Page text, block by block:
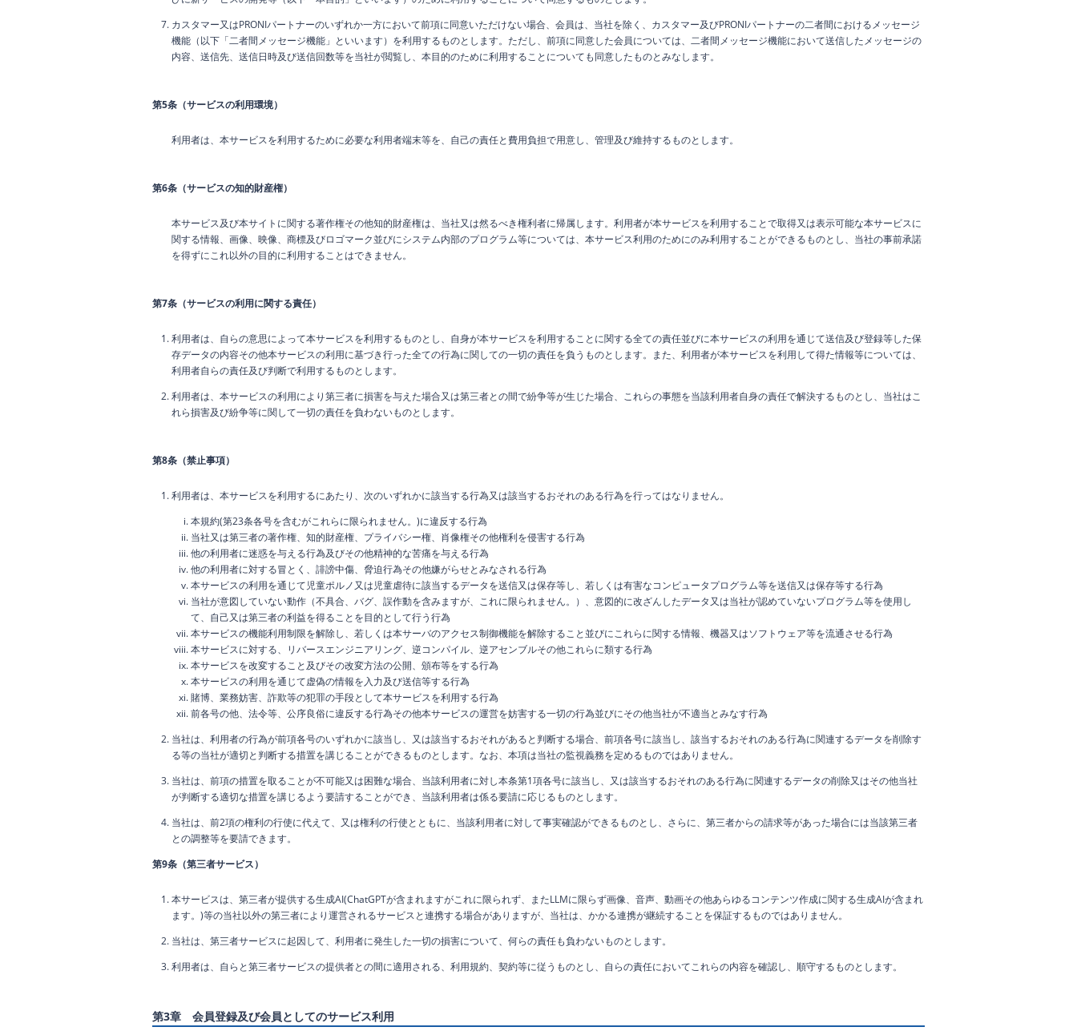
カスタマー又はPRONIパートナーのいずれか一方において前項に同意いただけない場合、会員は、当社を除く、カスタマー及びPRONIパートナーの二者間におけるメッセージ
機能（以下「二者間メッセージ機能」といいます）を利用するものとします。ただし、前項に同意した会員については、二者間メッセージ機能において送信したメッセージの
内容、送信先、送信日時及び送信回数等を当社が閲覧し、本目的のために利用することについても同意したものとみなします。
第5条（サービスの利用環境）
利用者は、本サービスを利用するために必要な利用者端末等を、自己の責任と費用負担で用意し、管理及び維持するものとします。
第6条（サービスの知的財産権）
本サービス及び本サイトに関する著作権その他知的財産権は、当社又は然るべき権利者に帰属します。利用者が本サービスを利用することで取得又は表示可能な本サービスに
関する情報、画像、映像、商標及びロゴマーク並びにシステム内部のプログラム等については、本サービス利用のためにのみ利用することができるものとし、当社の事前承諾
を得ずにこれ以外の目的に利用することはできません。
第7条（サービスの利用に関する責任）
利用者は、自らの意思によって本サービスを利用するものとし、自身が本サービスを利用することに関する全ての責任並びに本サービスの利用を通じて送信及び登録等した保
存データの内容その他本サービスの利用に基づき行った全ての行為に関しての一切の責任を負うものとします。また、利用者が本サービスを利用して得た情報等については、
利用者自らの責任及び判断で利用するものとします。
利用者は、本サービスの利用により第三者に損害を与えた場合又は第三者との間で紛争等が生じた場合、これらの事態を当該利用者自身の責任で解決するものとし、当社はこ
れら損害及び紛争等に関して一切の責任を負わないものとします。
第8条（禁止事項）
利用者は、本サービスを利用するにあたり、次のいずれかに該当する行為又は該当するおそれのある行為を行ってはなりません。
本規約(第23条各号を含むがこれらに限られません。)に違反する行為
当社又は第三者の著作権、知的財産権、プライバシー権、肖像権その他権利を侵害する行為
他の利用者に迷惑を与える行為及びその他精神的な苦痛を与える行為
他の利用者に対する冒とく、誹謗中傷、脅迫行為その他嫌がらせとみなされる行為
本サービスの利用を通じて児童ポルノ又は児童虐待に該当するデータを送信又は保存等し、若しくは有害なコンピュータプログラム等を送信又は保存等する行為
当社が意図していない動作（不具合、バグ、誤作動を含みますが、これに限られません。）、意図的に改ざんしたデータ又は当社が認めていないプログラム等を使用し
て、自己又は第三者の利益を得ることを目的として行う行為
本サービスの機能利用制限を解除し、若しくは本サーバのアクセス制御機能を解除すること並びにこれらに関する情報、機器又はソフトウェア等を流通させる行為
本サービスに対する、リバースエンジニアリング、逆コンパイル、逆アセンブルその他これらに類する行為
本サービスを改変すること及びその改変方法の公開、頒布等をする行為
本サービスの利用を通じて虚偽の情報を入力及び送信等する行為
賭博、業務妨害、詐欺等の犯罪の手段として本サービスを利用する行為
前各号の他、法令等、公序良俗に違反する行為その他本サービスの運営を妨害する一切の行為並びにその他当社が不適当とみなす行為
当社は、利用者の行為が前項各号のいずれかに該当し、又は該当するおそれがあると判断する場合、前項各号に該当し、該当するおそれのある行為に関連するデータを削除す
る等の当社が適切と判断する措置を講じることができるものとします。なお、本項は当社の監視義務を定めるものではありません。
当社は、前項の措置を取ることが不可能又は困難な場合、当該利用者に対し本条第1項各号に該当し、又は該当するおそれのある行為に関連するデータの削除又はその他当社
が判断する適切な措置を講じるよう要請することができ、当該利用者は係る要請に応じるものとします。
当社は、前2項の権利の行使に代えて、又は権利の行使とともに、当該利用者に対して事実確認ができるものとし、さらに、第三者からの請求等があった場合には当該第三者
との調整等を要請できます。
第9条（第三者サービス）
本サービスは、第三者が提供する生成AI(ChatGPTが含まれますがこれに限られず、またLLMに限らず画像、音声、動画その他あらゆるコンテンツ作成に関する生成AIが含まれ
ます。)等の当社以外の第三者により運営されるサービスと連携する場合がありますが、当社は、かかる連携が継続することを保証するものではありません。
当社は、第三者サービスに起因して、利用者に発生した一切の損害について、何らの責任も負わないものとします。
利用者は、自らと第三者サービスの提供者との間に適用される、利用規約、契約等に従うものとし、自らの責任においてこれらの内容を確認し、順守するものとします。
第3章 会員登録及び会員としてのサービス利用